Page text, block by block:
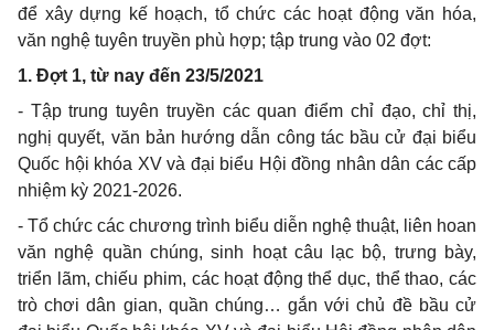
để xây dựng kế hoạch, tổ chức các hoạt động văn hóa,
văn nghệ tuyên truyền phù hợp; tập trung vào 02 đợt:
1. Đợt 1, từ nay đến 23/5/2021
- Tập trung tuyên truyền các quan điểm chỉ đạo, chỉ thị,
nghị quyết, văn bản hướng dẫn công tác bầu cử đại biểu
Quốc hội khóa XV và đại biểu Hội đồng nhân dân các cấp
nhiệm kỳ 2021-2026.
- Tổ chức các chương trình biểu diễn nghệ thuật, liên hoan
văn nghệ quần chúng, sinh hoạt câu lạc bộ, trưng bày,
triển lãm, chiếu phim, các hoạt động thể dục, thể thao, các
trò chơi dân gian, quần chúng… gắn với chủ đề bầu cử